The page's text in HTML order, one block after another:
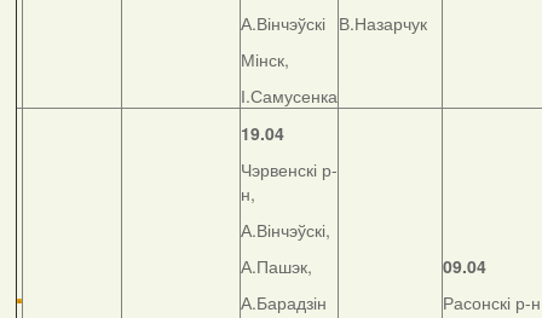
А.Вінчэўскі
Мінск,
І.Самусенка
В.Назарчук
19.04
Чэрвенскі р-
н,
А.Вінчэўскі,
А.Пашэк,
А.Барадзін
09.04
Расонскі р-